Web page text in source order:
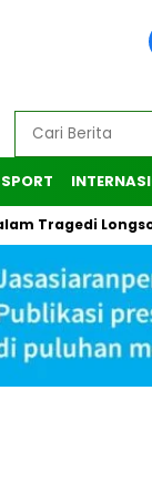
SPORT
Longsor